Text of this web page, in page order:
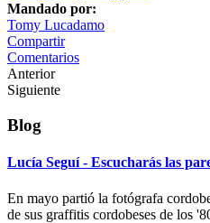
Mandado por:
Tomy Lucadamo
Compartir
Comentarios
Anterior
Siguiente
Blog
Lucía Seguí - Escucharás las
En mayo partió la fotógrafa
de sus graffitis cordobeses de los